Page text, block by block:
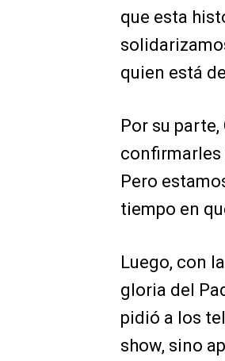
que esta
quien está
Por su
confirmarles
Pero
tiempo en
Luego, con
gloria del
pidió a los
show, sino